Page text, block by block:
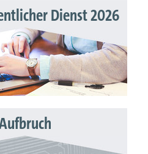
Dienst 2026